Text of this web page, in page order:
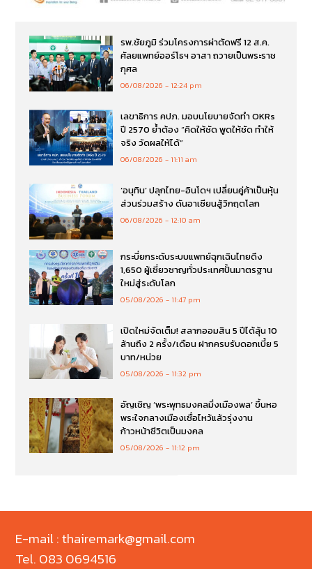
รพ.ชัยภูมิ ร่วมโครงการผ่าตัดฟรี 12 ส.ค.
ศัลยแพทย์ออร์โธฯ อาสา ถวายเป็นพระราช
กุศล
06/08/2026 12:24 pm
เลขาธิการ คปภ. มอบนโยบายจัดทำ OKRs
ปี 2570 ย้ำต้อง “คิดให้ชัด พูดให้ชัด ทำให้
จริง วัดผลให้ได้”
06/08/2026 11:11 am
‘อนุทิน’ ปลุกไทย-อินโดฯ เปลี่ยนคู่ค้าเป็นหุ้น
ส่วนร่วมสร้าง ดันอาเซียนสู้วิกฤตโลก
06/08/2026 12:10 am
กระบี่ยกระดับระบบแพทย์ฉุกเฉินไทยดึง
1,650 ผู้เชี่ยวชาญทั่วประเทศปั้นมาตรฐาน
ใหม่สู่ระดับโลก
05/08/2026 11:47 pm
เปิดใหม่จัดเต็ม! สลากออมสิน 5 ปีได้ลุ้น 10
ล้านถึง 2 ครั้ง/เดือน ฝากครบรับดอกเบี้ย 5
บาท/หน่วย
05/08/2026 11:32 pm
อัญเชิญ ‘พระพุทธมงคลมิ่งเมืองพล’ ขึ้นหอ
พระใจกลางเมืองเชื่อไหว้แล้วรุ่งงาน
ก้าวหน้าชีวิตเป็นมงคล
05/08/2026 11:12 pm
E-mail : thairemark@gmail.com
Tel. 083 0694516